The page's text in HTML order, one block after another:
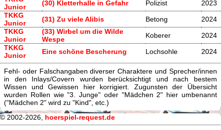
Junior
(30) Kletterhalle in Gefahr Polizist
2023
TKKG
Junior
(31) Zu viele Alibis Betong
2024
TKKG
Junior
(33) Wirbel um die Wilde
Wespe
Koberer
2024
TKKG
Junior
Eine schöne Bescherung Lochsohle 2024
Fehl- oder Falschangaben diverser Charaktere und Sprecher/innen
in den Inlays/Covern wurden berücksichtigt und nach bestem
Wissen und Gewissen hier korrigiert. Zugunsten der Übersicht
wurden Rollen wie "3. Junge" oder "Mädchen 2" hier umbenannt
("Mädchen 2" wird zu "Kind", etc.)
© 2002-2026, hoerspiel-request.de